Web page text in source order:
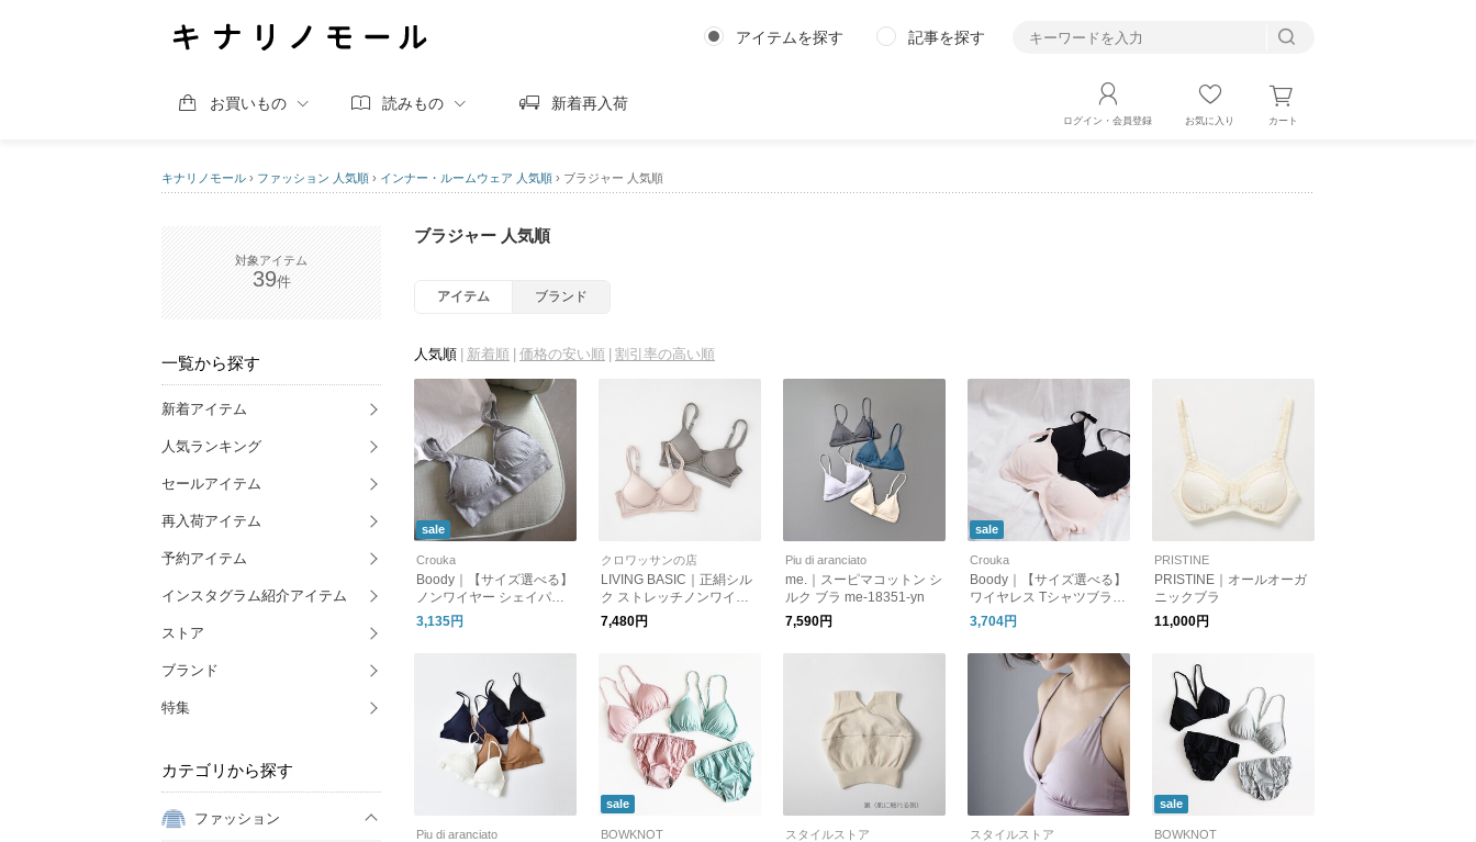
アイテムを探す 記事を探す
お買いもの 読みもの 新着再入荷
ログイン・会員登録 お気に入り カート
キナリノモール › ファッション 人気順 › インナー・ルームウェア 人気順 › ブラジャー 人気順
39
一覧から探す
新着アイテム
人気ランキング
セールアイテム
再入荷アイテム
予約アイテム
インスタグラム紹介アイテム
ストア
ブランド
特集
カテゴリから探す
ファッション
ブラジャー 人気順
アイテム ブランド
人気順 新着順 価格の安い順 割引率の高い順
sale
Crouka
Boody｜【サイズ選べる】
ノンワイヤー シェイパー
パッド付 ブラジャー ブラ
トップ インナー 下着 肌着
3,135円
クロワッサンの店
LIVING BASIC｜正絹シル
ク ストレッチノンワイヤ
ーブラ ブラジャー ギフト
7,480円
Piu di aranciato
me.｜スーピマコットン シ
ルク ブラ me-18351-yn
7,590円
sale
Crouka
Boody｜【サイズ選べる】
ワイヤレス Tシャツブラ W
ireless T-shirts Bra アンダ
ーウェア 下着 肌着 ノンワ
イヤー ブラジャー ブーデ
3,704円
PRISTINE
PRISTINE｜オールオーガ
ニックブラ
11,000円
Piu di aranciato
sale
BOWKNOT スタイルストア スタイルストア
sale
BOWKNOT